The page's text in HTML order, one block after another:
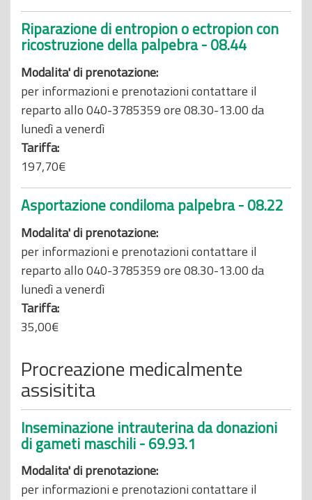
Riparazione di entropion o ectropion con
ricostruzione della palpebra - 08.44
Modalita' di prenotazione:
per informazioni e prenotazioni contattare il
reparto allo 040-3785359 ore 08.30-13.00 da
lunedì a venerdì
Tariffa:
197,70€
Asportazione condiloma palpebra - 08.22
Modalita' di prenotazione:
per informazioni e prenotazioni contattare il
reparto allo 040-3785359 ore 08.30-13.00 da
lunedì a venerdì
Tariffa:
35,00€
Procreazione medicalmente
assisitita
Inseminazione intrauterina da donazioni
di gameti maschili - 69.93.1
Modalita' di prenotazione:
per informazioni e prenotazioni contattare il